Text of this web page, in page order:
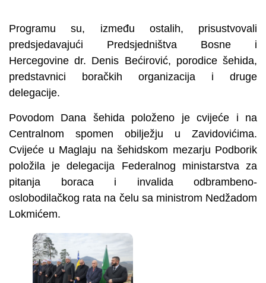
Programu su, između ostalih, prisustvovali
predsjedavajući Predsjedništva Bosne i
Hercegovine dr. Denis Bećirović, porodice šehida,
predstavnici boračkih organizacija i druge
delegacije.
Povodom Dana šehida položeno je cvijeće i na
Centralnom spomen obilježju u Zavidovićima.
Cvijeće u Maglaju na šehidskom mezarju Podborik
položila je delegacija Federalnog ministarstva za
pitanja boraca i invalida odbrambeno-
oslobodilačkog rata na čelu sa ministrom Nedžadom
Lokmićem.